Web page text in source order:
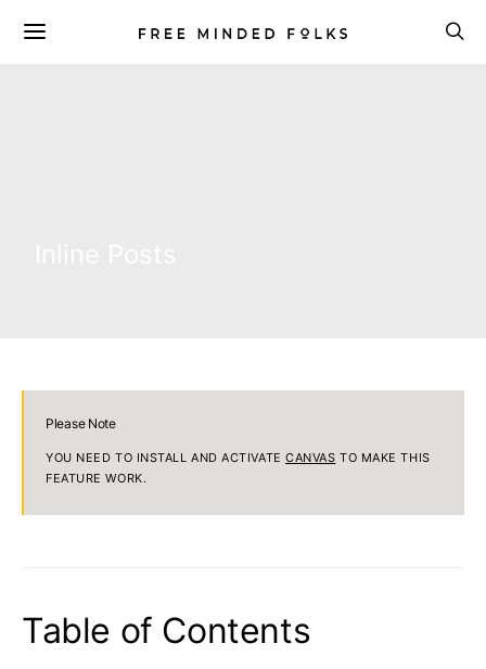
Please Note
YOU NEED TO INSTALL AND ACTIVATECANVAS TO MAKE THIS
FEATURE WORK.
Table of Contents